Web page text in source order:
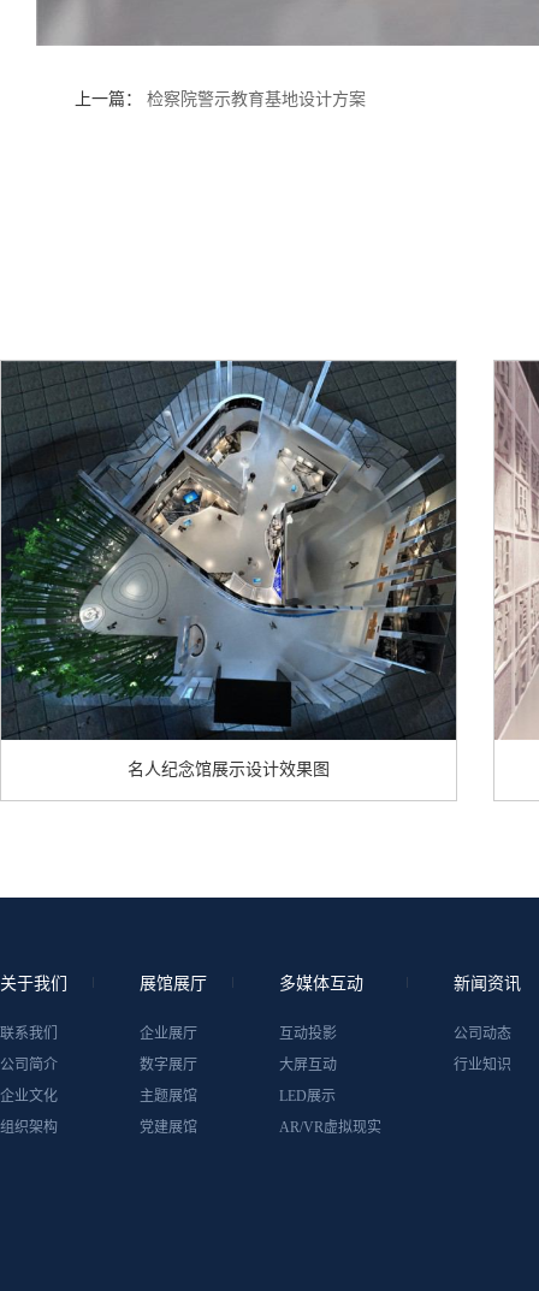
上一篇： 检察院警示教育基地设计方案
名人纪念馆展示设计效果图
关于我们
联系我们
公司简介
企业文化
组织架构
展馆展厅
企业展厅
数字展厅
主题展馆
党建展馆
多媒体互动
互动投影
大屏互动
LED展示
AR/VR虚拟现实
新闻资讯
公司动态
行业知识